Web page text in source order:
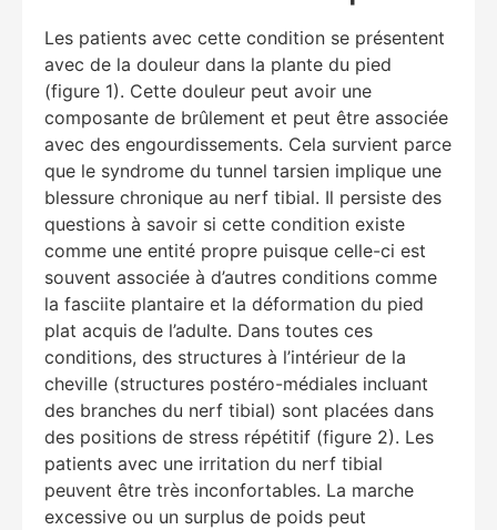
Les patients avec cette condition se présentent
avec de la douleur dans la plante du pied
(figure 1). Cette douleur peut avoir une
composante de brûlement et peut être associée
avec des engourdissements. Cela survient parce
que le syndrome du tunnel tarsien implique une
blessure chronique au nerf tibial. Il persiste des
questions à savoir si cette condition existe
comme une entité propre puisque celle-ci est
souvent associée à d’autres conditions comme
la fasciite plantaire et la déformation du pied
plat acquis de l’adulte. Dans toutes ces
conditions, des structures à l’intérieur de la
cheville (structures postéro-médiales incluant
des branches du nerf tibial) sont placées dans
des positions de stress répétitif (figure 2). Les
patients avec une irritation du nerf tibial
peuvent être très inconfortables. La marche
excessive ou un surplus de poids peut